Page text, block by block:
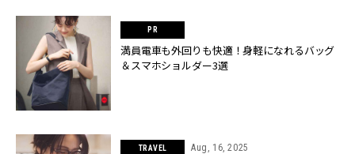
満員電車も外回りも快適！身軽になれるバッグ
＆スマホショルダー3選
TRAVEL Aug, 16, 2025